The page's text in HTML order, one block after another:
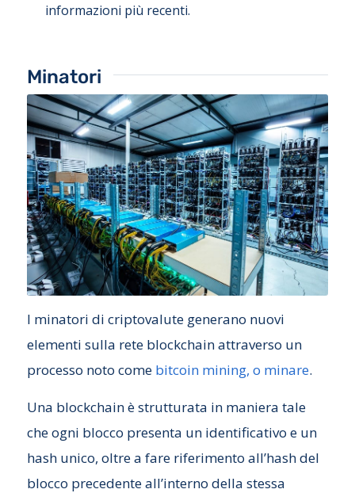
informazioni più recenti.
Minatori
I minatori di criptovalute generano nuovi
elementi sulla rete blockchain attraverso un
processo noto come bitcoin mining, o minare.
Una blockchain è strutturata in maniera tale
che ogni blocco presenta un identificativo e un
hash unico, oltre a fare riferimento all’hash del
blocco precedente all’interno della stessa